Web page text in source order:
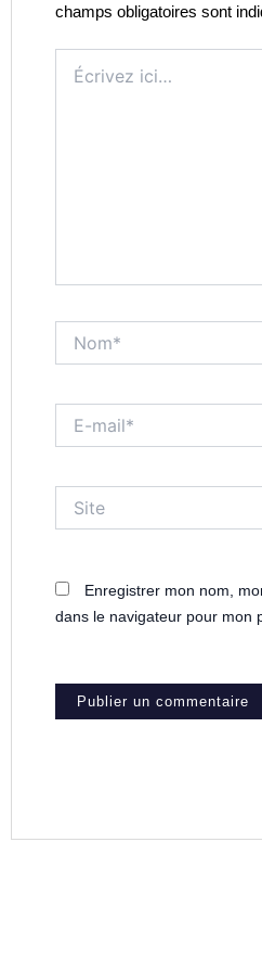
champs obligatoires sont
ici…
mail*
Enregistrer mon nom,
dans le navigateur pour mon